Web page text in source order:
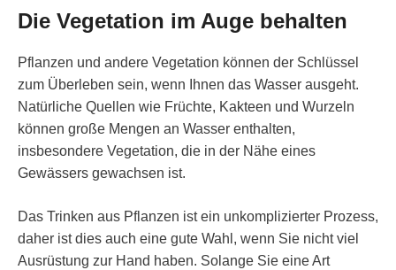
Die Vegetation im Auge behalten
Pflanzen und andere Vegetation können der Schlüssel
zum Überleben sein, wenn Ihnen das Wasser ausgeht.
Natürliche Quellen wie Früchte, Kakteen und Wurzeln
können große Mengen an Wasser enthalten,
insbesondere Vegetation, die in der Nähe eines
Gewässers gewachsen ist.
Das Trinken aus Pflanzen ist ein unkomplizierter Prozess,
daher ist dies auch eine gute Wahl, wenn Sie nicht viel
Ausrüstung zur Hand haben. Solange Sie eine Art